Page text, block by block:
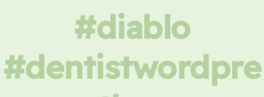
#diablo
#dentistwordpre